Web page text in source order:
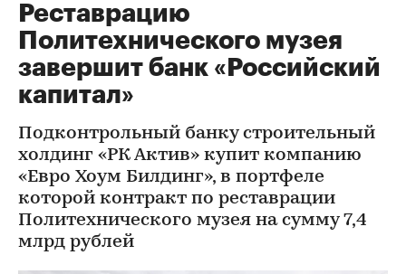
Реставрацию
Политехнического музея
завершит банк «Российский
капитал»
Подконтрольный банку строительный
холдинг «РК Актив» купит компанию
«Евро Хоум Билдинг», в портфеле
которой контракт по реставрации
Политехнического музея на сумму 7,4
млрд рублей